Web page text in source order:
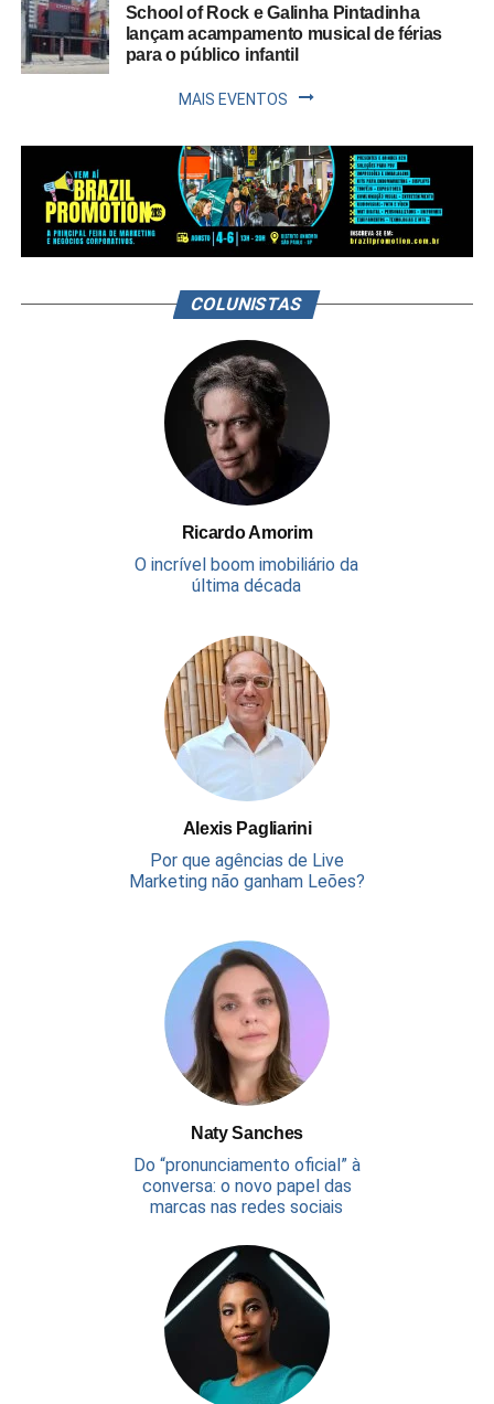
School of Rock e Galinha Pintadinha
lançam acampamento musical de férias
para o público infantil
MAIS EVENTOS
COLUNISTAS
Ricardo Amorim
O incrível boom imobiliário da
última década
Alexis Pagliarini
Por que agências de Live
Marketing não ganham Leões?
Naty Sanches
Do “pronunciamento oficial” à
conversa: o novo papel das
marcas nas redes sociais